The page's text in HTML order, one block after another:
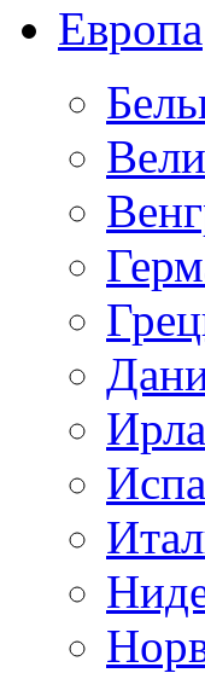
Европа